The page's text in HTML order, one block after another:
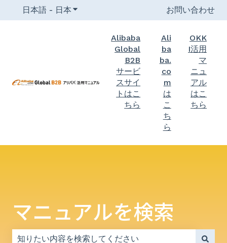
日本語 - 日本 翻訳のサブメニューを表示お問い合わせ
Alibaba
Global
B2B
サービ
スサイ
トはこ
ちら
Ali
ba
ba.
co
m
は
こ
ち
ら
OKK
I活用
マ
ニュ
アル
はこ
ちら
マニュアルを検索